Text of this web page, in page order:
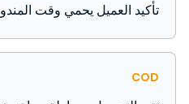
تأكيد العميل يحمي وقت
COD